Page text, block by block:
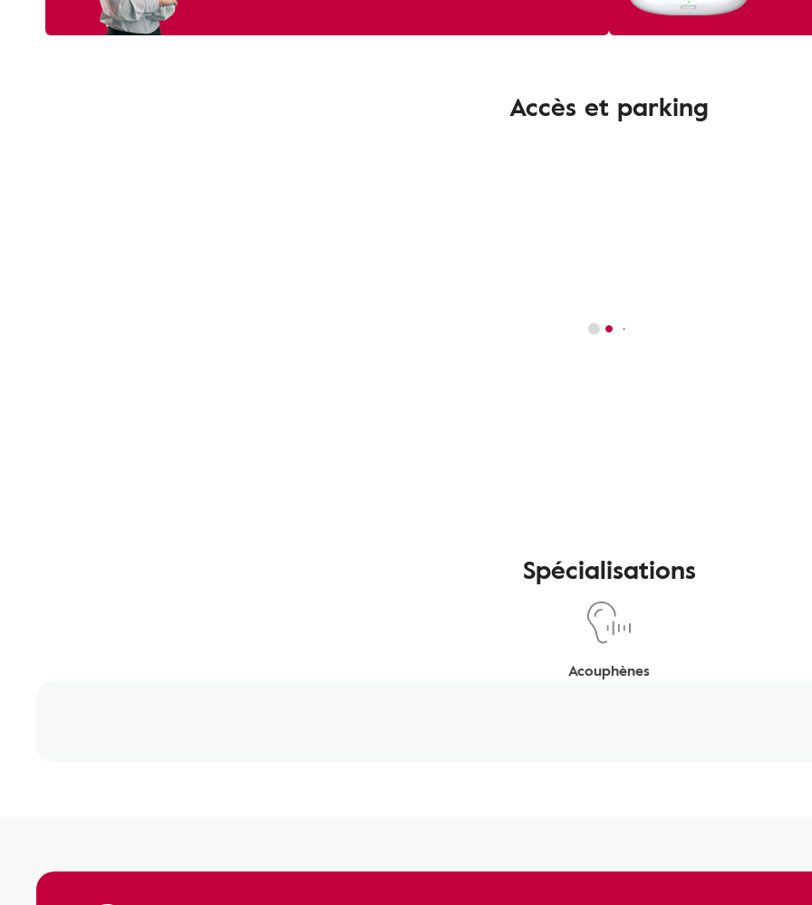
Accès et parking
Spécialisations
Acouphènes